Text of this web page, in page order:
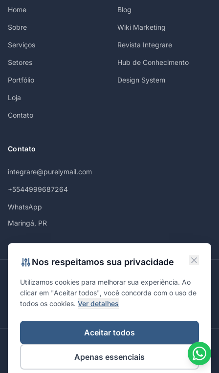
Home
Sobre
Serviços
Setores
Portfólio
Loja
Contato
Blog
Wiki Marketing
Revista Integrare
Hub de Conhecimento
Design System
Contato
integrare@purelymail.com
+5544999687264
WhatsApp
Maringá, PR
MaringáCuritibaSão PauloLondrinaCascavelPonta Grossa
Florianópolis BrasíliaJoinvilleCampinas
© 2026 Integrare. Marketing de Verdade. Todos os direitos
reservados.
Nos respeitamos sua privacidade
Utilizamos cookies para melhorar sua experiência. Ao
clicar em "Aceitar todos", você concorda com o uso de
todos os cookies. Ver detalhes
Aceitar todos
Apenas essenciais